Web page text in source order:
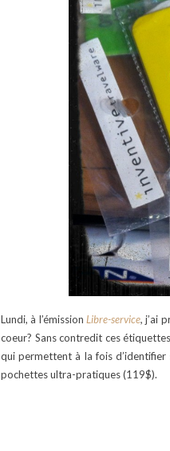
Lundi, à l’émissionLibre-service, j’ai
coeur? Sans contredit ces
qui permettent à la fois d’identifier
pochettes ultra-pratiques (119$).